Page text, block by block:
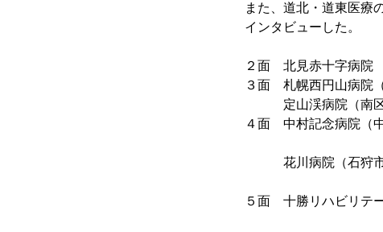
また、道北・道東医療
インタビューした。
２面　北見赤十字病院
３面　札幌西円山病院
定山渓病院（南区
４面　中村記念病院（
医師等の
花川病院（石狩市
教育体制整
５面　十勝リハビリテ
先進リ